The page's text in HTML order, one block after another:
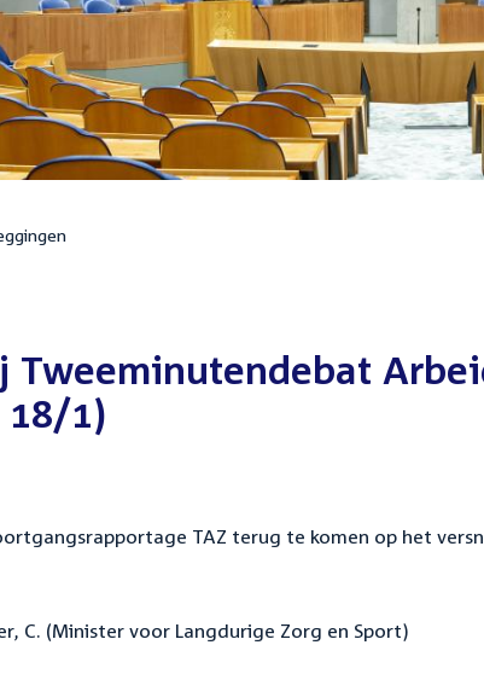
Tweeminutendebat
18/1)
TAZ terug te komen op het
C. (Minister voor Langdurige Zorg en Sport)